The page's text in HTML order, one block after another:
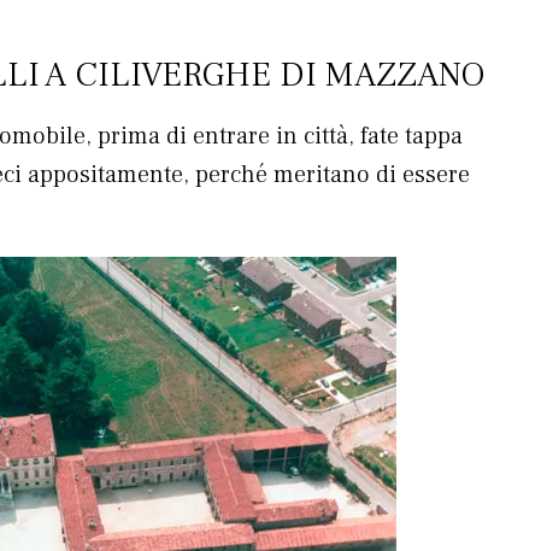
A CILIVERGHE DI MAZZANO
prima di entrare in città, fate tappa
appositamente, perché meritano di essere